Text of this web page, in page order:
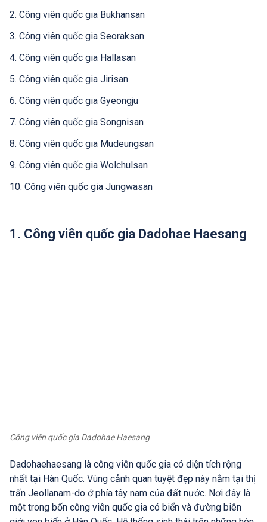
2. Công viên quốc gia Bukhansan
3. Công viên quốc gia Seoraksan
4. Công viên quốc gia Hallasan
5. Công viên quốc gia Jirisan
6. Công viên quốc gia Gyeongju
7. Công viên quốc gia Songnisan
8. Công viên quốc gia Mudeungsan
9. Công viên quốc gia Wolchulsan
10. Công viên quốc gia Jungwasan
1. Công viên quốc gia Dadohae Haesang
Công viên quốc gia Dadohae Haesang
Dadohaehaesang là công viên quốc gia có diện tích rộng
nhất tại Hàn Quốc. Vùng cảnh quan tuyệt đẹp này nằm tại thị
trấn Jeollanam-do ở phía tây nam của đất nước. Nơi đây là
một trong bốn công viên quốc gia có biển và đường biên